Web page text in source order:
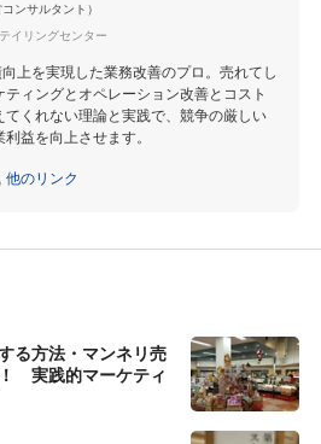
コンサルタント）
イリングセンター
上を実現した業務改善のプロ。売れてし
ティングとオペレーション改善とコスト
てくれない理論と実践で、競争の厳しい
益を向上させます。
他のリンク
る方法・マンネリ売
実践的マーケティ